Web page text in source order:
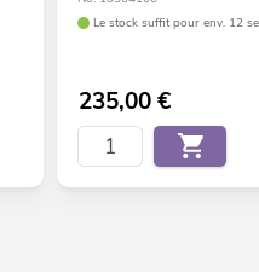
Le stock suffit pour env. 12
235,00€